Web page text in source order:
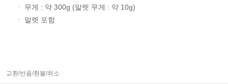
ㆍ 무게 : 약 300g (말렛 무게 : 약 10g)
ㆍ 말렛 포함
교환/반품/환불/취소